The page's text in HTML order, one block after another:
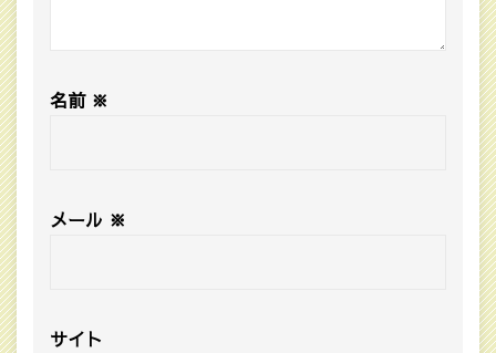
名前 ※
メール ※
サイト